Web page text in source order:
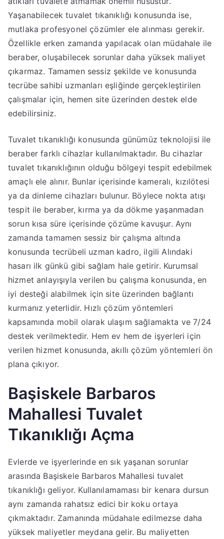
Yaşanabilecek tuvalet tıkanıklığı konusunda ise,
mutlaka profesyonel çözümler ele alınması gerekir.
Özellikle erken zamanda yapılacak olan müdahale ile
beraber, oluşabilecek sorunlar daha yüksek maliyet
çıkarmaz. Tamamen sessiz şekilde ve konusunda
tecrübe sahibi uzmanları eşliğinde gerçekleştirilen
çalışmalar için, hemen site üzerinden destek elde
edebilirsiniz.
Tuvalet tıkanıklığı konusunda günümüz teknolojisi ile
beraber farklı cihazlar kullanılmaktadır. Bu cihazlar
tuvalet tıkanıklığının olduğu bölgeyi tespit edebilmek
amaçlı ele alınır. Bunlar içerisinde kameralı, kızılötesi
ya da dinleme cihazları bulunur. Böylece nokta atışı
tespit ile beraber, kırma ya da dökme yaşanmadan
sorun kısa süre içerisinde çözüme kavuşur. Aynı
zamanda tamamen sessiz bir çalışma altında
konusunda tecrübeli uzman kadro, ilgili Alındaki
hasarı ilk günkü gibi sağlam hale getirir. Kurumsal
hizmet anlayışıyla verilen bu çalışma konusunda, en
iyi desteği alabilmek için site üzerinden bağlantı
kurmanız yeterlidir. Hızlı çözüm yöntemleri
kapsamında mobil olarak ulaşım sağlamakta ve 7/24
destek verilmektedir. Hem ev hem de işyerleri için
verilen hizmet konusunda, akıllı çözüm yöntemleri ön
plana çıkıyor.
Başiskele Barbaros
Mahallesi Tuvalet
Tıkanıklığı Açma
Evlerde ve işyerlerinde en sık yaşanan sorunlar
arasında Başiskele Barbaros Mahallesi tuvalet
tıkanıklığı geliyor. Kullanılamaması bir kenara dursun
aynı zamanda rahatsız edici bir koku ortaya
çıkmaktadır. Zamanında müdahale edilmezse daha
yüksek maliyetler meydana gelir. Bu maliyetten